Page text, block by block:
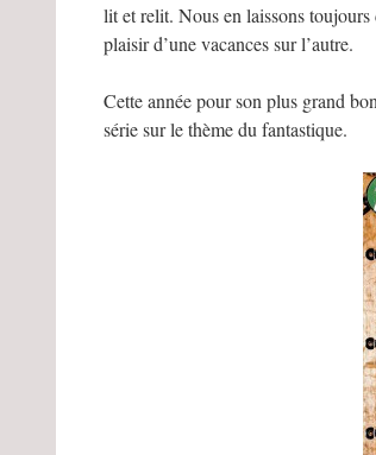
lit et relit. Nous en laissons toujours
plaisir d’une vacances sur l’autre.
Cette année pour son plus grand
série sur le thème du fantastique.